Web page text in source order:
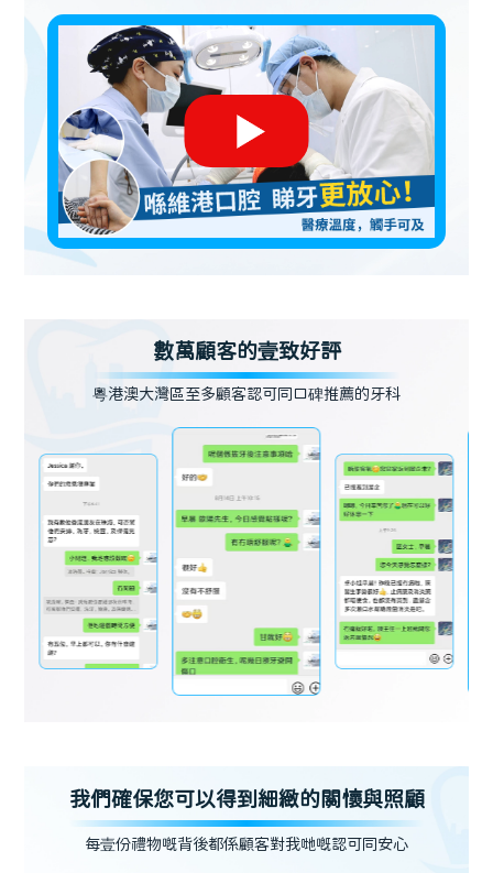
數萬顧客的壹致好評
粵港澳大灣區至多顧客認可同口碑推薦的牙科
我們確保您可以得到細緻的關懷與照顧
每壹份禮物嘅背後都係顧客對我哋嘅認可同安心